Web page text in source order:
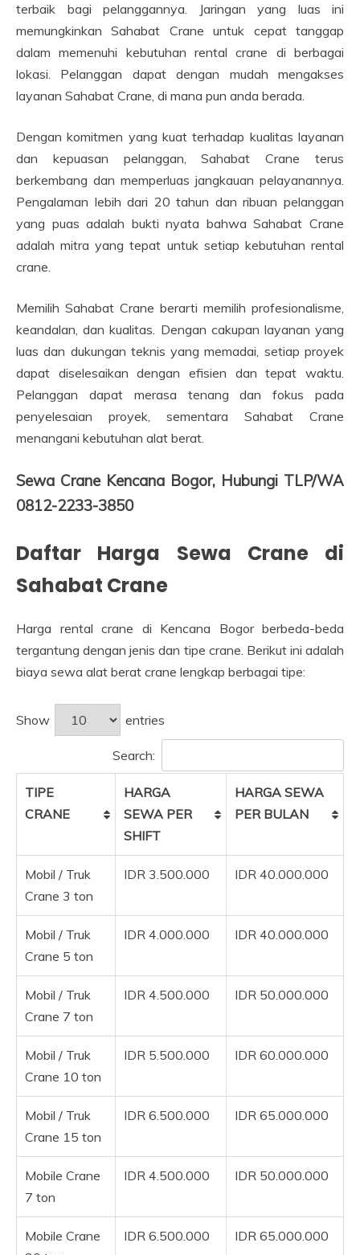
terbaik bagi pelanggannya. Jaringan yang luas ini
memungkinkan Sahabat Crane untuk cepat tanggap
dalam memenuhi kebutuhan rental crane di berbagai
lokasi. Pelanggan dapat dengan mudah mengakses
layanan Sahabat Crane, di mana pun anda berada.
Dengan komitmen yang kuat terhadap kualitas layanan
dan kepuasan pelanggan, Sahabat Crane terus
berkembang dan memperluas jangkauan pelayanannya.
Pengalaman lebih dari 20 tahun dan ribuan pelanggan
yang puas adalah bukti nyata bahwa Sahabat Crane
adalah mitra yang tepat untuk setiap kebutuhan rental
crane.
Memilih Sahabat Crane berarti memilih profesionalisme,
keandalan, dan kualitas. Dengan cakupan layanan yang
luas dan dukungan teknis yang memadai, setiap proyek
dapat diselesaikan dengan efisien dan tepat waktu.
Pelanggan dapat merasa tenang dan fokus pada
penyelesaian proyek, sementara Sahabat Crane
menangani kebutuhan alat berat.
Sewa Crane Kencana Bogor, Hubungi TLP/WA
0812-2233-3850
Daftar Harga Sewa Crane di
Sahabat Crane
Harga rental crane di Kencana Bogor berbeda-beda
tergantung dengan jenis dan tipe crane. Berikut ini adalah
biaya sewa alat berat crane lengkap berbagai tipe:
Show entries
Search:
TIPE
CRANE
HARGA
SEWA PER
SHIFT
HARGA SEWA
PER BULAN
Mobil / Truk
Crane 3 ton
IDR 3.500.000 IDR 40.000.000
Mobil / Truk
Crane 5 ton
IDR 4.000.000 IDR 40.000.000
Mobil / Truk
Crane 7 ton
IDR 4.500.000 IDR 50.000.000
Mobil / Truk
Crane 10 ton
IDR 5.500.000 IDR 60.000.000
Mobil / Truk
Crane 15 ton
IDR 6.500.000 IDR 65.000.000
Mobile Crane
7 ton
IDR 4.500.000 IDR 50.000.000
Mobile Crane
IDR 6.500.000 IDR 65.000.000